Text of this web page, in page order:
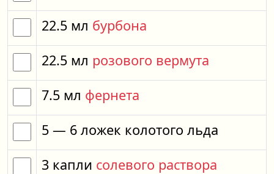
22.5 мл бурбона
22.5 мл розового вермута
7.5 мл фернета
5 — 6 ложек колотого льда
3 капли солевого раствора